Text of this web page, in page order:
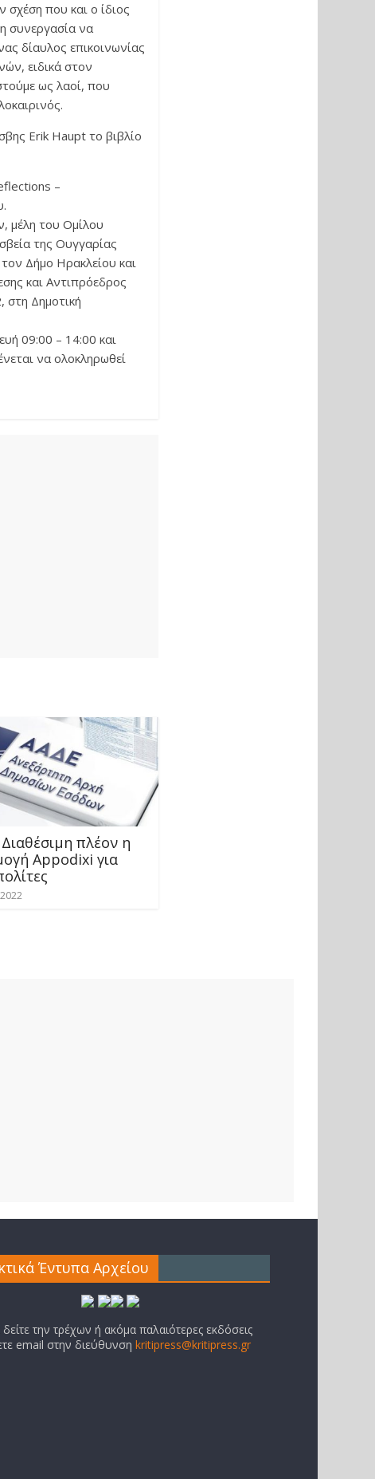
που και ο ίδιος
συνεργασία να
δίαυλος επικοινωνίας
ειδικά στον
ως λαοί, που
Erik Haupt το βιβλίο
–
μέλη του Ομίλου
της Ουγγαρίας
Δήμο Ηρακλείου και
και Αντιπρόεδρος
Δημοτική
09:00 – 14:00 και
να ολοκληρωθεί
πλέον η
Appodixi για
Έντυπα Αρχείου
δείτε την τρέχων ή ακόμα παλαιότερες εκδόσεις
email στην διεύθυνσηkritipress@kritipress.gr